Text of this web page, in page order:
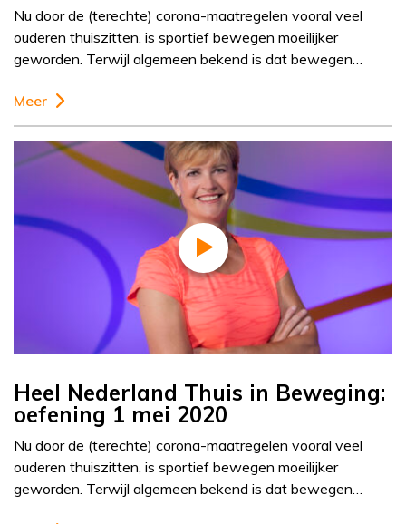
Nu door de (terechte) corona-maatregelen vooral veel
ouderen thuiszitten, is sportief bewegen moeilijker
geworden. Terwijl algemeen bekend is dat bewegen…
Meer
Heel Nederland Thuis in Beweging:
oefening 1 mei 2020
Nu door de (terechte) corona-maatregelen vooral veel
ouderen thuiszitten, is sportief bewegen moeilijker
geworden. Terwijl algemeen bekend is dat bewegen…